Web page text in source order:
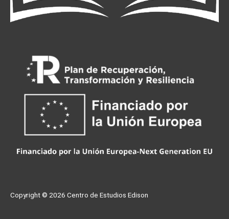
Copyright © 2026 Centro de Estudios Edison